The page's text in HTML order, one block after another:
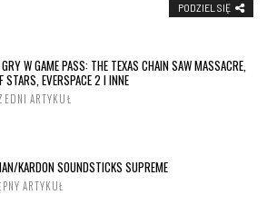
PODZIEL SIĘ
W GAME PASS: THE TEXAS CHAIN SAW MASSACRE,
STARS, EVERSPACE 2 I INNE
ARTYKUŁ
KARDON SOUNDSTICKS SUPREME
ARTYKUŁ